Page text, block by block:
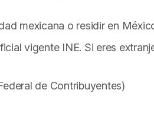
mexicana o residir en
vigente INE. Si eres
de Contribuyentes)